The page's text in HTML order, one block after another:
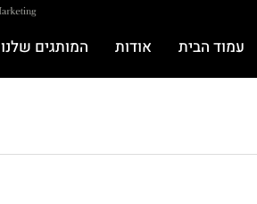
עמוד הבית אודות המותגים שלנו